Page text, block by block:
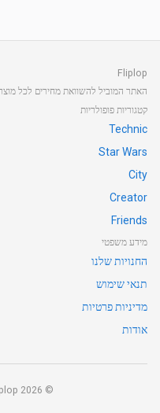
Fliplop
האתר המוביל להשוואת מחירים לכל
קטגוריות פופולריות
Technic
Star Wars
City
Creator
Friends
מידע משפטי
החנויות שלנו
תנאי שימוש
מדיניות פרטיות
אודות
©
2026